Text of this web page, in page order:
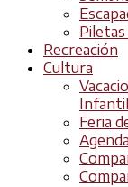
Recreación
Cultura
Feria